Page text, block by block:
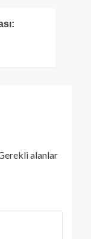
alanlar